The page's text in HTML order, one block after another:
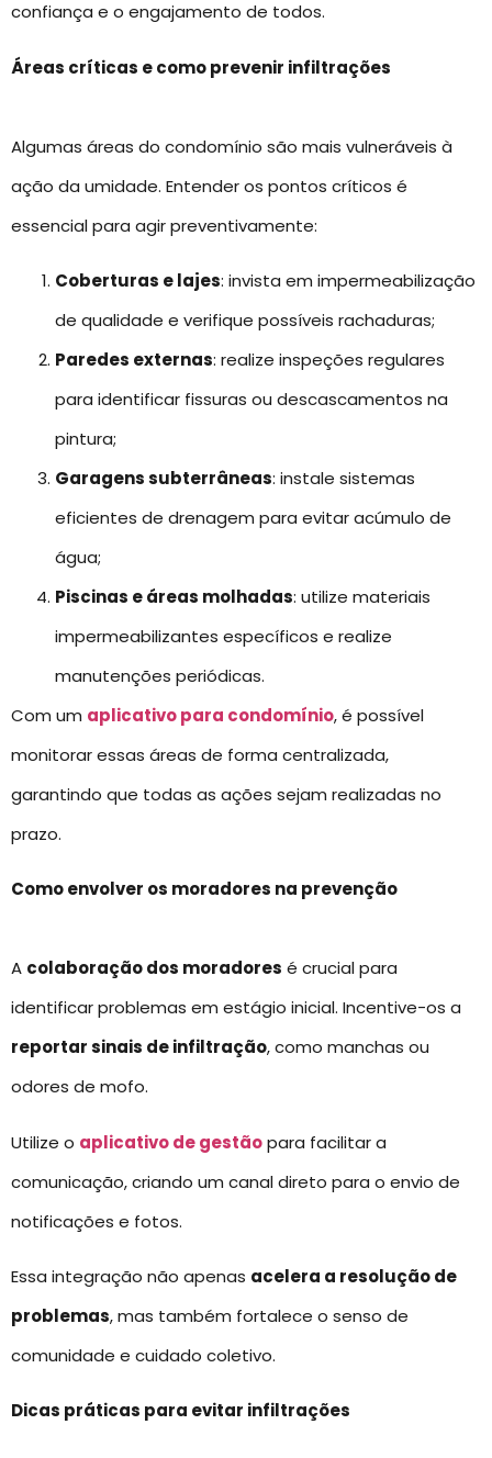
confiança e o engajamento de todos.
Áreas críticas e como prevenir infiltrações
Algumas áreas do condomínio são mais vulneráveis à
ação da umidade. Entender os pontos críticos é
essencial para agir preventivamente:
Coberturas e lajes: invista em impermeabilização
de qualidade e verifique possíveis rachaduras;
Paredes externas: realize inspeções regulares
para identificar fissuras ou descascamentos na
pintura;
Garagens subterrâneas: instale sistemas
eficientes de drenagem para evitar acúmulo de
água;
Piscinas e áreas molhadas: utilize materiais
impermeabilizantes específicos e realize
manutenções periódicas.
Com um aplicativo para condomínio, é possível
monitorar essas áreas de forma centralizada,
garantindo que todas as ações sejam realizadas no
prazo.
Como envolver os moradores na prevenção
A colaboração dos moradores é crucial para
identificar problemas em estágio inicial. Incentive-os a
reportar sinais de infiltração, como manchas ou
odores de mofo.
Utilize o aplicativo de gestãopara facilitar a
comunicação, criando um canal direto para o envio de
notificações e fotos.
Essa integração não apenas acelera a resolução de
problemas, mas também fortalece o senso de
comunidade e cuidado coletivo.
Dicas práticas para evitar infiltrações